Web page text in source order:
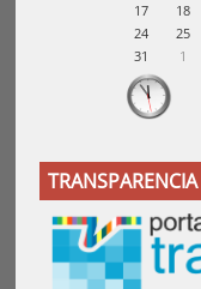
17
18
24
25
31
1
TRANSPARENCIA